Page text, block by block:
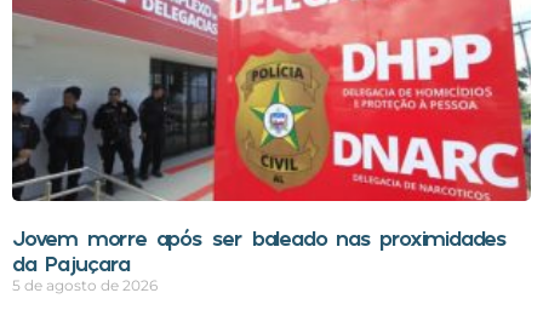
Jovem morre após ser baleado nas proximidades
da Pajuçara
5 de agosto de 2026